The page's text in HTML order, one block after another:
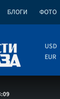
БЛОГИ ФОТО
USD
EUR